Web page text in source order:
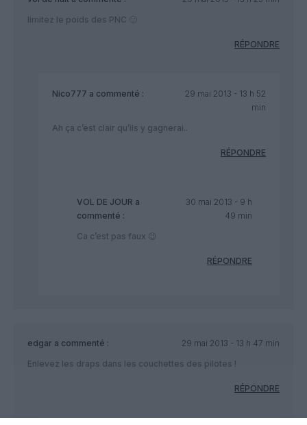
limitez le poids des PNC 🙂
RÉPONDRE
Nico777 a commenté :
29 mai 2013 - 13 h 52
min
Ah ça c’est clair qu’ils y gagnerai..
RÉPONDRE
VOL DE JOUR a
commenté :
30 mai 2013 - 9 h
49 min
Ca c’est pas faux 😉
RÉPONDRE
edgar a commenté :
29 mai 2013 - 13 h 47 min
Enlevez les draps dans les couchettes des pilotes !
RÉPONDRE